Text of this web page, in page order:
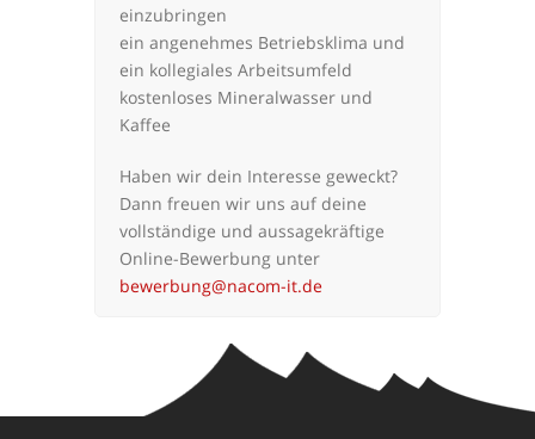
einzubringen
ein angenehmes Betriebsklima und
ein kollegiales Arbeitsumfeld
kostenloses Mineralwasser und
Kaffee
Haben wir dein Interesse geweckt?
Dann freuen wir uns auf deine
vollständige und aussagekräftige
Online-Bewerbung unter
bewerbung@nacom-it.de